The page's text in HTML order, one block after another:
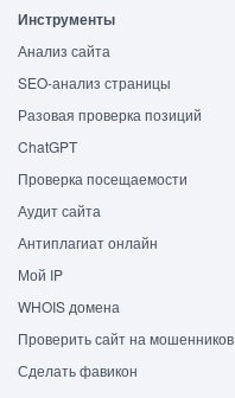
Инструменты
Анализ сайта
SEO-анализ страницы
Разовая проверка позиций
ChatGPT
Проверка посещаемости
Аудит сайта
Антиплагиат онлайн
Мой IP
WHOIS домена
Проверить сайт на мошенников
Сделать фавикон